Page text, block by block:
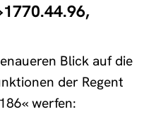
Blick auf die
der Regent
werfen: